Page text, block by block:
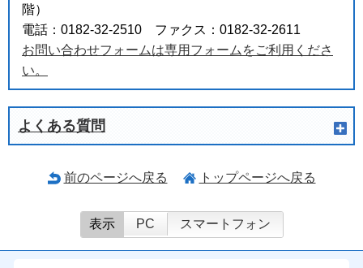
階）
電話：0182-32-2510 ファクス：0182-32-2611
お問い合わせフォームは専用フォームをご利用くださ
い。
よくある質問
前のページへ戻る トップページへ戻る
表示 PC スマートフォン